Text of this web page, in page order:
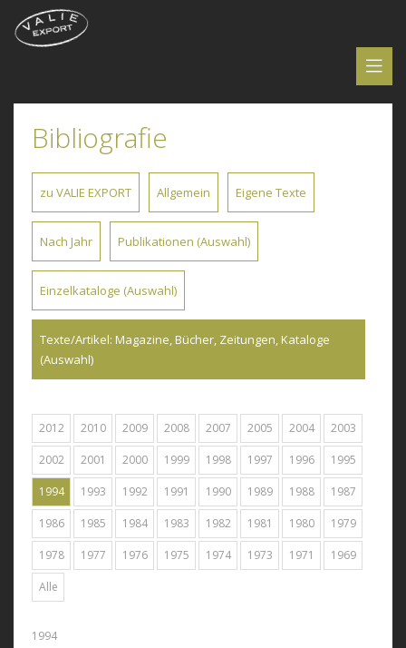
Bibliografie
zu VALIE EXPORT Allgemein Eigene Texte
Nach Jahr Publikationen (Auswahl)
Einzelkataloge (Auswahl)
Texte/Artikel: Magazine, Bücher, Zeitungen, Kataloge
(Auswahl)
2012 2010 2009 2008 2007 2005 2004 2003
2002 2001 2000 1999 1998 1997 1996 1995
1994 1993 1992 1991 1990 1989 1988 1987
1986 1985 1984 1983 1982 1981 1980 1979
1978 1977 1976 1975 1974 1973 1971 1969
Alle
1994